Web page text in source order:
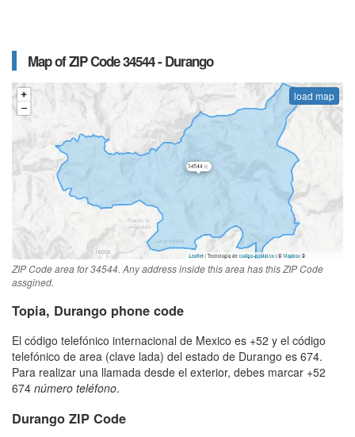
Map of ZIP Code 34544 - Durango
load map
ZIP Code area for 34544. Any address inside this area has this ZIP Code
assgined.
Topia, Durango phone code
El código telefónico internacional de Mexico es +52 y el código
telefónico de area (clave lada) del estado de Durango es 674.
Para realizar una llamada desde el exterior, debes marcar +52
674 número teléfono.
Durango ZIP Code